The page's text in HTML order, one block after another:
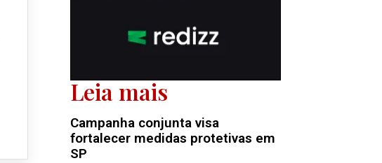
Leia mais
Campanha conjunta visa
fortalecer medidas protetivas em
SP